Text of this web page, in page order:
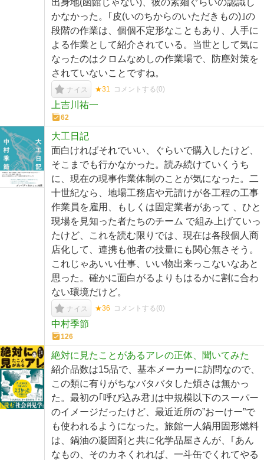
出身地(函館じゃない)、彼の素麺ぐらいの認識し
かなかった。｢皮(いのちからのいただきもの)｣の
段階の作業は、個個不定形なこともあり、人手に
よる作業として紹介されている。当世として気に
なったのはクロムなめしの作業場で、防塵対策を
されていないことですね。
ナイス ★31 コメントする(0)
上吉川祐一
62
大工日記
面白ければそれでいい、ぐらいで購入したけど、
そこまでも行かなかった。読み続けていくうち
に、現在の現事作業体制のことが気になった。二
十世紀なら、地場工務店や元請けが各工程の工事
作業員を雇用、もしくは固定業者があって 、ひと
現場を見知った者たちのチーム で組み上げていっ
たけど、これを読む限りでは、現在は各段個人商
店化して、連携も他者の技量にも関心無さそう。
これじゃあいい仕事、いい物出来っこないなあと
思った。確かに面白がるよりもはるかに割に合わ
ない環境だけど。
ナイス ★36 コメントする(0)
中村季節
126
絶対に見たことがあるアレの正体、聞いてみた
紹介品数は15品で、基本メーカーに訪問なので、
この類に有りがちなバタバタした煩さは無かっ
た。最初の｢呼び込み君｣は中規模以下のスーパー
のイメージだったけど、最近近所の”おーけー”で
も使われるようになった。旅館一人鍋用固形燃料
は、鍋油の凝固剤と共に化学品屋さんが、｢あん
なもの、そのカネくれれば、一斗缶でくれてやる